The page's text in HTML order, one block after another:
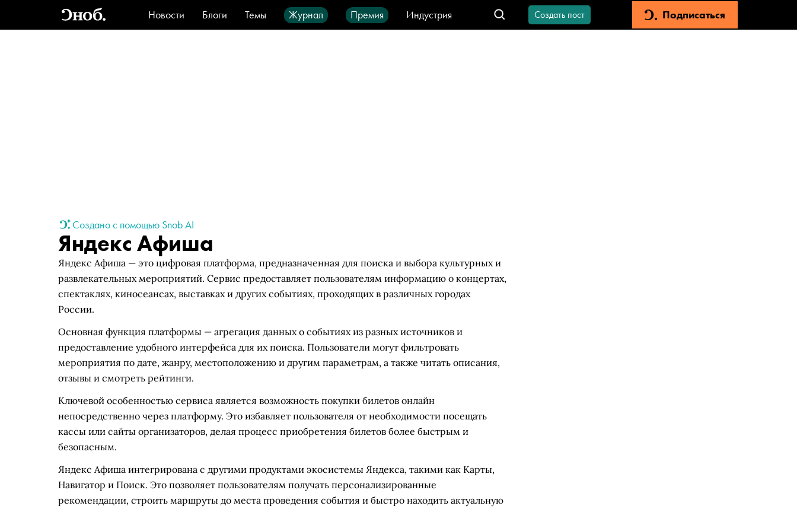
Новости Блоги Темы Журнал Премия
Индустрия
Стиль
Видео Город IT-продукты
Создать пост Подписаться
Создано с помощью Snob AI
Яндекс Афиша
Яндекс Афиша — это цифровая платформа, предназначенная для поиска и выбора культурных и
развлекательных мероприятий. Сервис предоставляет пользователям информацию о концертах,
спектаклях, киносеансах, выставках и других событиях, проходящих в различных городах
России.
Основная функция платформы — агрегация данных о событиях из разных источников и
предоставление удобного интерфейса для их поиска. Пользователи могут фильтровать
мероприятия по дате, жанру, местоположению и другим параметрам, а также читать описания,
отзывы и смотреть рейтинги.
Ключевой особенностью сервиса является возможность покупки билетов онлайн
непосредственно через платформу. Это избавляет пользователя от необходимости посещать
кассы или сайты организаторов, делая процесс приобретения билетов более быстрым и
безопасным.
Яндекс Афиша интегрирована с другими продуктами экосистемы Яндекса, такими как Карты,
Навигатор и Поиск. Это позволяет пользователям получать персонализированные
рекомендации, строить маршруты до места проведения события и быстро находить актуальную